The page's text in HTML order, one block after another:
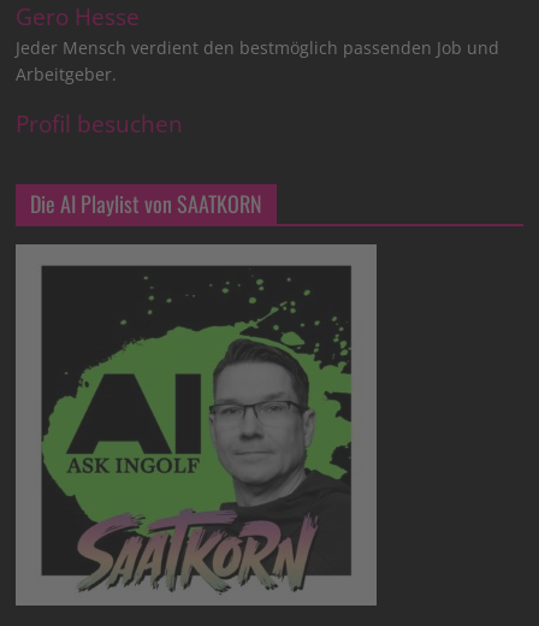
Gero Hesse
Jeder Mensch verdient den bestmöglich passenden Job und
Arbeitgeber.
Profil besuchen
Die AI Playlist von SAATKORN